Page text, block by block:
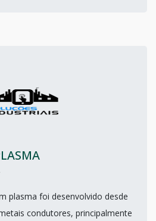
plasma foi desenvolvido desde
condutores, principalmente